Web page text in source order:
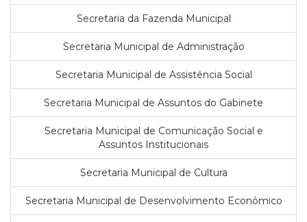
Secretaria da Fazenda Municipal
Secretaria Municipal de Administração
Secretaria Municipal de Assistência Social
Secretaria Municipal de Assuntos do Gabinete
Secretaria Municipal de Comunicação Social e
Assuntos Institucionais
Secretaria Municipal de Cultura
Secretaria Municipal de Desenvolvimento Econômico